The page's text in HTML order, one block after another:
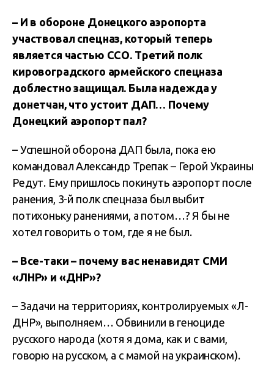
– И в обороне Донецкого аэропорта
участвовал спецназ, который теперь
является частью ССО. Третий полк
кировоградского армейского спецназа
доблестно защищал. Была надежда у
донетчан, что устоит ДАП… Почему
Донецкий аэропорт пал?
– Успешной оборона ДАП была, пока ею
командовал Александр Трепак – Герой Украины
Редут. Ему пришлось покинуть аэропорт после
ранения, 3-й полк спецназа был выбит
потихоньку ранениями, а потом…? Я бы не
хотел говорить о том, где я не был.
– Все-таки – почему вас ненавидят СМИ
«ЛНР» и «ДНР»?
– Задачи на территориях, контролируемых «Л-
ДНР», выполняем… Обвинили в геноциде
русского народа (хотя я дома, как и с вами,
говорю на русском, а с мамой на украинском).